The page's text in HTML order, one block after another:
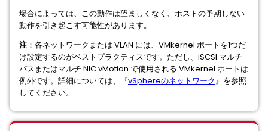
場合によっては、この動作は望ましくなく、ホストの予期しない
動作を引き起こす可能性があります。
注：各ネットワークまたは VLAN には、VMkernel ポートを1つだ
け設定するのがベストプラクティスです。ただし、iSCSI マルチ
パスまたはマルチ NIC vMotion で使用される VMkernel ポートは
例外です。詳細については、『vSphereのネットワーク』を参照
してください。